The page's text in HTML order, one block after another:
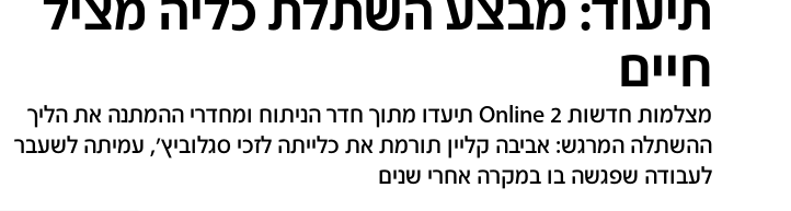
תיעוד: מבצע השתלת כליה מציל
חיים‎
מצלמות חדשות 2 Online תיעדו מתוך חדר הניתוח ומחדרי ההמתנה את הליך
ההשתלה המרגש: אביבה קליין תורמת את כלייתה לזכי סגלוביץ', עמיתה לשעבר
לעבודה שפגשה בו במקרה אחרי שנים